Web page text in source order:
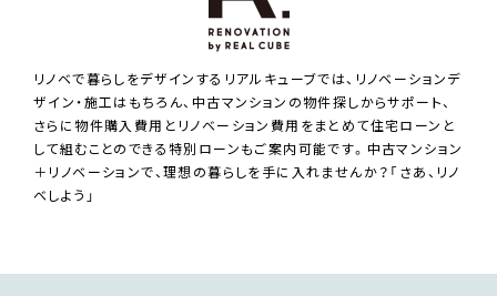
リノベで暮らしをデザインするリアルキューブでは、リノベーションデ
ザイン・施工はもちろん、中古マンションの物件探しからサポート、
さらに物件購入費用とリノベーション費用をまとめて住宅ローンと
して組むことのできる特別ローンもご案内可能です。中古マンション
＋リノベーションで、理想の暮らしを手に入れませんか？「さあ、リノ
ベしよう」